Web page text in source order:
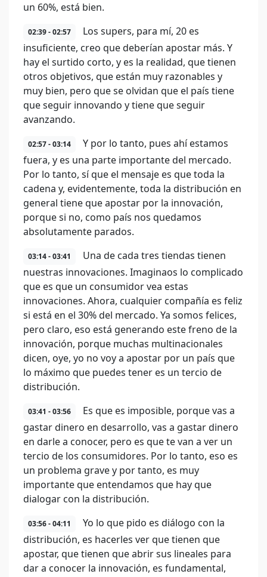
un 60%, está bien.
02:39 - 02:57
Los supers, para mí, 20 es
insuficiente, creo que deberían apostar más. Y
hay el surtido corto, y es la realidad, que tienen
otros objetivos, que están muy razonables y
muy bien, pero que se olvidan que el país tiene
que seguir innovando y tiene que seguir
avanzando.
02:57 - 03:14
Y por lo tanto, pues ahí estamos
fuera, y es una parte importante del mercado.
Por lo tanto, sí que el mensaje es que toda la
cadena y, evidentemente, toda la distribución en
general tiene que apostar por la innovación,
porque si no, como país nos quedamos
absolutamente parados.
03:14 - 03:41
Una de cada tres tiendas tienen
nuestras innovaciones. Imaginaos lo complicado
que es que un consumidor vea estas
innovaciones. Ahora, cualquier compañía es feliz
si está en el 30% del mercado. Ya somos felices,
pero claro, eso está generando este freno de la
innovación, porque muchas multinacionales
dicen, oye, yo no voy a apostar por un país que
lo máximo que puedes tener es un tercio de
distribución.
03:41 - 03:56
Es que es imposible, porque vas a
gastar dinero en desarrollo, vas a gastar dinero
en darle a conocer, pero es que te van a ver un
tercio de los consumidores. Por lo tanto, eso es
un problema grave y por tanto, es muy
importante que entendamos que hay que
dialogar con la distribución.
03:56 - 04:11
Yo lo que pido es diálogo con la
distribución, es hacerles ver que tienen que
apostar, que tienen que abrir sus lineales para
dar a conocer la innovación, es fundamental,